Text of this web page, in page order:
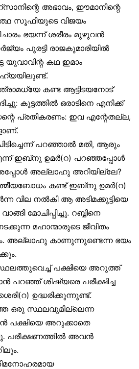
അഭാവം, ഈമാനിന്റെ
സൂഫിയുടെ വിജയം
ഭയന്ന് ശരീരം മുഴുവൻ
പുരട്ടി രാജകുമാരിയിൽ
യുവാവിന്റ കഥ ഇമാം
കണ്ട ആട്ടിടയനോട്
കൂട്ടത്തിൽ ഒരാടിനെ എനിക്ക്
പ്രതികരണം: ഇവ എന്റേതല്ല,
പറഞ്ഞാൽ മതി, ആരും
ഇബ്‌നു ഉമർ(റ) പറഞ്ഞപ്പോൾ
അല്ലാഹു അറിയില്ലേ?
കണ്ട് ഇബ്‌നു ഉമർ(റ)
വില നൽകി ആ അടിമക്കുട്ടിയെ
മോചിപ്പിച്ചു. റബ്ബിനെ
മഹാന്മാരുടെ ജീവിതം
അല്ലാഹു കാണുന്നുണ്ടെന്ന ഭയം
പക്ഷിയെ അറുത്ത്
പറഞ്ഞ് ശിഷ്യരെ പരീക്ഷിച്ച
ഉദ്ധരിക്കുന്നുണ്ട്.
ഒരു സ്ഥലവുമില്ലെന്ന
പക്ഷിയെ അറുക്കാതെ
പരീക്ഷണത്തിൽ അവൻ